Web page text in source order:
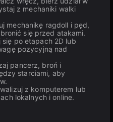
z mechaniki walki
mechanikę ragdoll i pęd,
się przed atakami.
się po etapach 2D lub
pozycyjną nad
pancerz, broń i
starciami, aby
z komputerem lub
lokalnych i online.